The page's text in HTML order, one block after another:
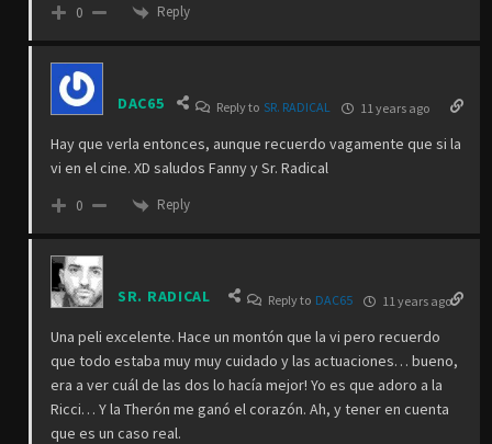
0 Reply
DAC65 Reply to SR. RADICAL 11 years ago
Hay que verla entonces, aunque recuerdo vagamente que si la
vi en el cine. XD saludos Fanny y Sr. Radical
0 Reply
SR. RADICAL Reply to DAC65 11 years ago
Una peli excelente. Hace un montón que la vi pero recuerdo
que todo estaba muy muy cuidado y las actuaciones… bueno,
era a ver cuál de las dos lo hacía mejor! Yo es que adoro a la
Ricci… Y la Therón me ganó el corazón. Ah, y tener en cuenta
que es un caso real.